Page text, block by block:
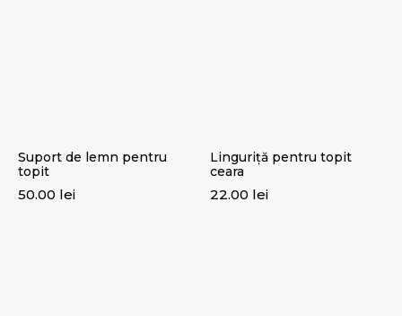
Suport de lemn pentru
topit
50.00 lei
Linguriță pentru topit
ceara
22.00 lei